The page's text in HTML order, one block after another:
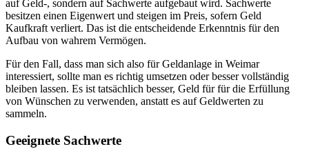
auf Geld-, sondern auf Sachwerte aufgebaut wird. Sachwerte
besitzen einen Eigenwert und steigen im Preis, sofern Geld
Kaufkraft verliert. Das ist die entscheidende Erkenntnis für den
Aufbau von wahrem Vermögen.
Für den Fall, dass man sich also für Geldanlage in Weimar
interessiert, sollte man es richtig umsetzen oder besser vollständig
bleiben lassen. Es ist tatsächlich besser, Geld für für die Erfüllung
von Wünschen zu verwenden, anstatt es auf Geldwerten zu
sammeln.
Geeignete Sachwerte